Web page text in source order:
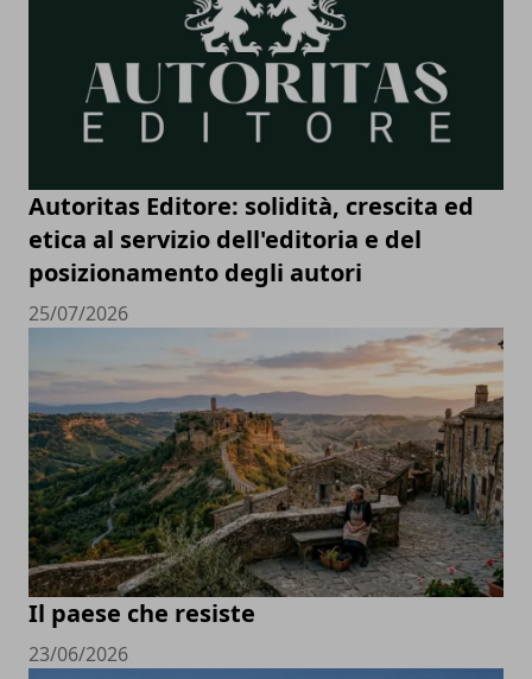
Autoritas Editore: solidità, crescita ed
etica al servizio dell'editoria e del
posizionamento degli autori
25/07/2026
Il paese che resiste
23/06/2026